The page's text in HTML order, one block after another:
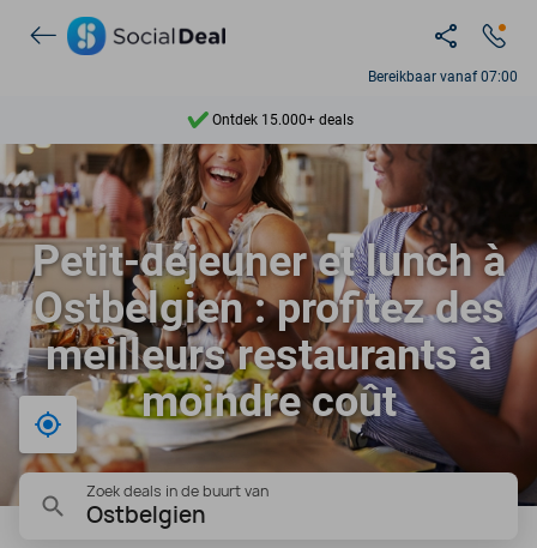
Bereikbaar vanaf 07:00
Ontdek 15.000+ deals
7 dagen per week beschikbaar
10+ miljoen leden
9,4
Ontdek 15.000+ deals
Petit-déjeuner et lunch à
Ostbelgien : profitez des
meilleurs restaurants à
moindre coût
Bij mij in de buurt
Zoek deals in de buurt van
Ostbelgien